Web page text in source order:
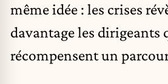
même idée : les crises
davantage les dirigeants
récompensent un